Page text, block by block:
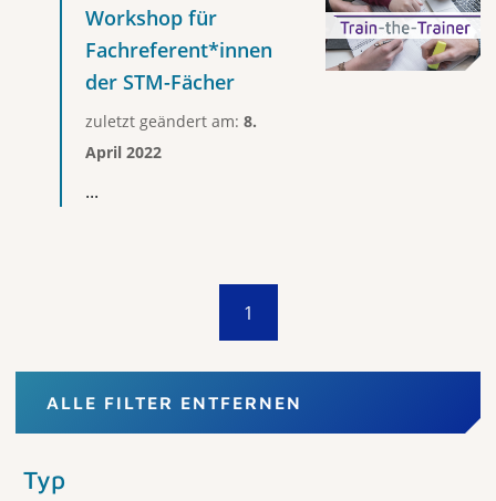
Workshop für
Fachreferent*innen
der STM-Fächer
zuletzt geändert am: 8.
April 2022
...
1
ALLE FILTER ENTFERNEN
Typ